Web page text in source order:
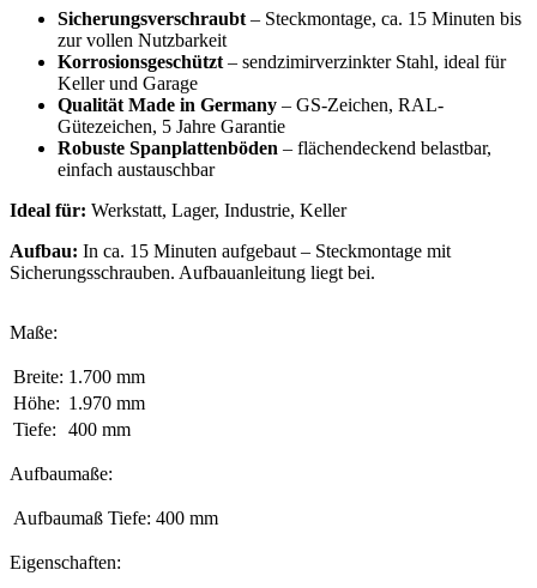
Sicherungsverschraubt – Steckmontage, ca. 15 Minuten bis
zur vollen Nutzbarkeit
Korrosionsgeschützt – sendzimirverzinkter Stahl, ideal für
Keller und Garage
Qualität Made in Germany – GS-Zeichen, RAL-
Gütezeichen, 5 Jahre Garantie
Robuste Spanplattenböden – flächendeckend belastbar,
einfach austauschbar
Ideal für: Werkstatt, Lager, Industrie, Keller
Aufbau: In ca. 15 Minuten aufgebaut – Steckmontage mit
Sicherungsschrauben. Aufbauanleitung liegt bei.
Maße:
Breite: 1.700 mm
Höhe: 1.970 mm
Tiefe:
400 mm
Aufbaumaße:
Aufbaumaß Tiefe: 400 mm
Eigenschaften: